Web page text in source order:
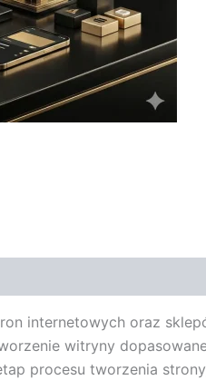
internetowych oraz
witryny
procesu tworzenia